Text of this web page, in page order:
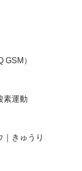
）
素運動
きゅうり